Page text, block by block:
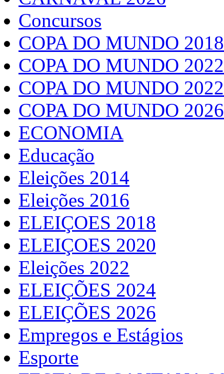
Concursos
COPA DO MUNDO 2018
COPA DO MUNDO 2022
COPA DO MUNDO
COPA DO MUNDO 2026
ECONOMIA
Educação
Eleições 2014
Eleições 2016
ELEIÇOES 2018
ELEIÇOES 2020
Eleições 2022
ELEIÇÕES 2024
ELEIÇÕES 2026
Empregos e Estágios
Esporte